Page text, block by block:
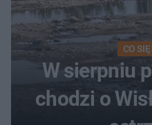
CO
W sierpniu
chodzi o